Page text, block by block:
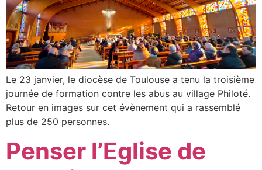
Le 23 janvier, le diocèse de Toulouse a tenu la troisième
journée de formation contre les abus au village Philoté.
Retour en images sur cet évènement qui a rassemblé
plus de 250 personnes.
Penser l’Eglise de